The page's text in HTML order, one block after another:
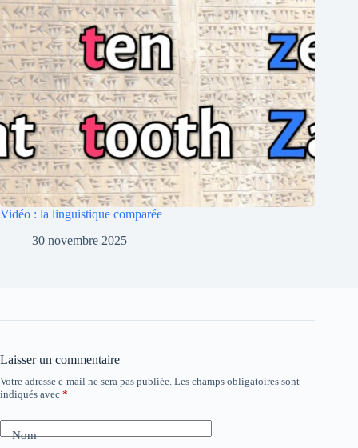
Vidéo : la linguistique comparée
30 novembre 2025
Laisser un commentaire
Votre adresse e-mail ne sera pas publiée. Les champs obligatoires sont
indiqués avec *
Nom